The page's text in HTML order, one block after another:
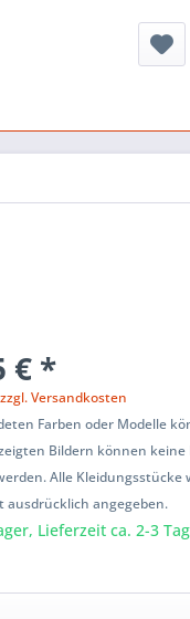
€ *
zzgl. Versandkosten
Farben oder Modelle
Bildern können keine
Alle
ausdrücklich angegeben.
Lieferzeit ca. 2-3